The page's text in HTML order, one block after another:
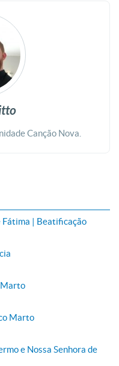
Canção Nova.
Fátima | Beatificação
Marto
Marto
e Nossa Senhora de